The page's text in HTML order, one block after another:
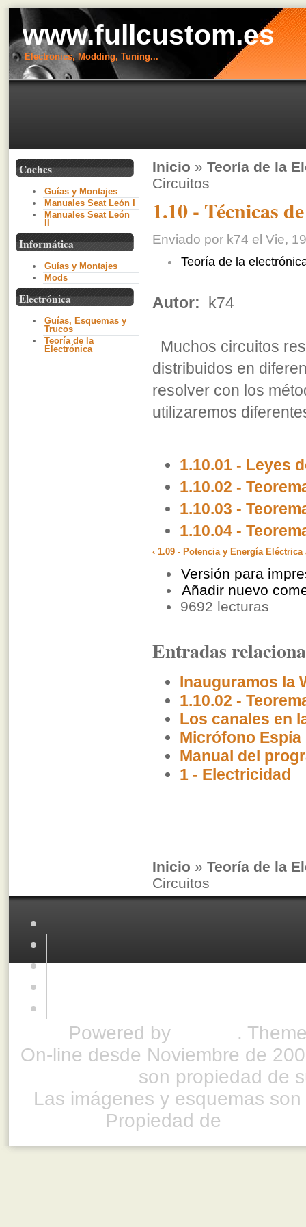
www.fullcustom.es
Electronics, Modding, Tuning...
Coches
Guías y Montajes
Manuales Seat León I
Manuales Seat León
Informática
Guías y Montajes
Mods
Electrónica
Guías, Esquemas y
Trucos
Teoría de la
Electrónica
Inicio » Teoría de la
Circuitos
1.10 - Técnicas
Enviado por k74 el Vie,
Teoría de la
Autor: k74
Muchos circuitos
distribuidos en
resolver con los
utilizaremos
1.10.01 - Leyes
1.10.02 -
1.10.03 -
1.10.04 -
‹ 1.09 - Potencia y Energía Eléctrica
Versión para
Añadir nuevo
9692 lecturas
Entradas
Inauguramos la
1.10.02 -
Los canales en
Micrófono Espía
Manual del
1 - Electricidad
Inicio » Teoría de la
Circuitos
Powered by
.
On-line desde Noviembre de
son propiedad de
Las imágenes y esquemas
Propiedad de